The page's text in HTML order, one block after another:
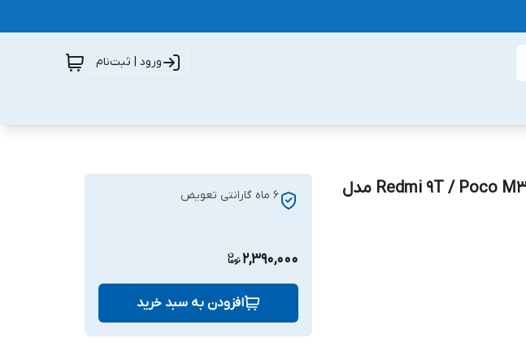
ورود | ثبت‌نام
باتری اورجینال شرکتی شیائومی Redmi 9T / Poco M3 مدل
6 ماه گارانتی تعویض
2,390,000
افزودن به سبد خرید